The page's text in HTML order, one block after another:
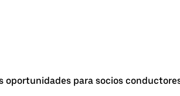
para socios